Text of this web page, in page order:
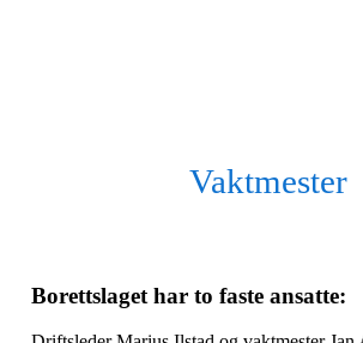
Vaktmester
Borettslaget har to faste ansatte: